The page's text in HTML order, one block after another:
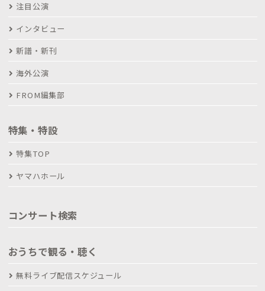
注目公演
インタビュー
新譜・新刊
海外公演
FROM編集部
特集・特設
特集TOP
ヤマハホール
コンサート検索
おうちで観る・聴く
無料ライブ配信スケジュール